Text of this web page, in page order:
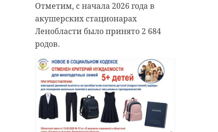
Отметим, с начала 2026 года в
акушерских стационарах
Ленобласти было принято 2 684
родов.